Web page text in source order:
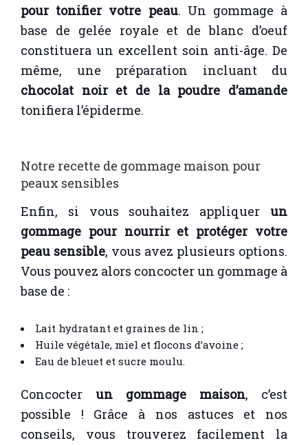
pour tonifier votre peau. Un gommage à
base de gelée royale et de blanc d’oeuf
constituera un excellent soin anti-âge. De
même, une préparation incluant du
chocolat noir et de la poudre d’amande
tonifiera l’épiderme.
Notre recette de gommage maison pour
peaux sensibles
Enfin, si vous souhaitez appliquer un
gommage pour nourrir et protéger votre
peau sensible, vous avez plusieurs options.
Vous pouvez alors concocter un gommage à
base de :
Lait hydratant et graines de lin ;
Huile végétale, miel et flocons d’avoine ;
Eau de bleuet et sucre moulu.
Concocter un gommage maison, c’est
possible ! Grâce à nos astuces et nos
conseils, vous trouverez facilement la